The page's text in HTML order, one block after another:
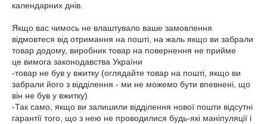
календарних днів.
Якщо вас чимось не влаштувало ваше замовлення
відмовтеся від отримання на пошті, на жаль якщо ви забрали
товар додому, виробник товар на повернення не прийме
це вимога законодавства України
-товар не був у вжитку (оглядайте товар на пошті, якщо ви
забрали його з відділення - ми не можемо бути впевнені, що
він не був у вжитку)
-Так само, якщо ви залишили відділення нової пошти відсутні
гарантії того, що з нею не проводилися будь-які маніпуляції і